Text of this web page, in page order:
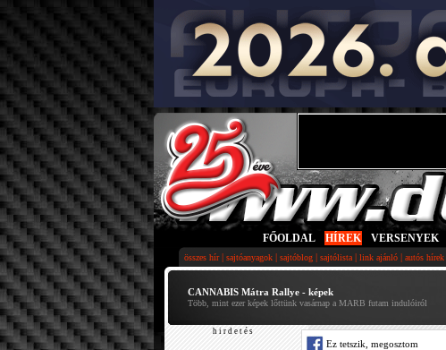
FŐOLDAL HÍREK VERSENYEK
összes hír| sajtóanyagok | sajtóblog | sajtólista | link ajánló | autós hírek
CANNABIS Mátra Rallye - képek
Több, mint ezer képek lőttünk vasárnap a MARB futam indulóiról
h i r d e t é s
Ez tetszik, megosztom